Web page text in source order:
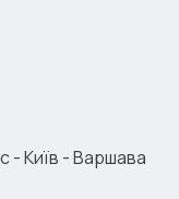
- Київ - Варшава